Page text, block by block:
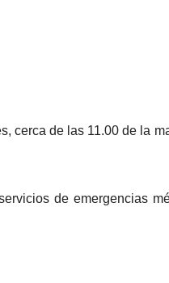
cerca de las 11.00 de la
de emergencias